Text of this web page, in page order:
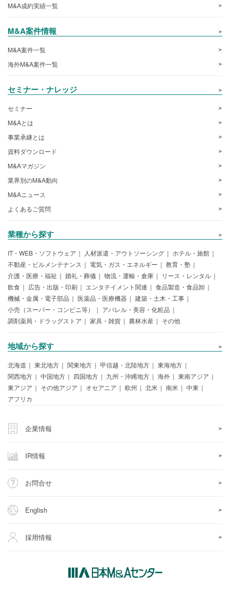
M&A成約実績一覧
M&A案件情報
M&A案件一覧
海外M&A案件一覧
セミナー・ナレッジ
セミナー
M&Aとは
事業承継とは
資料ダウンロード
M&Aマガジン
業界別のM&A動向
M&Aニュース
よくあるご質問
業種から探す
IT・WEB・ソフトウェア 人材派遣・アウトソーシング
ホテル・旅館
不動産・ビルメンテナンス
電気・ガス・エネルギー
教育・塾
介護・医療・福祉
婚礼・葬儀 物流・運輸・倉庫
リース・レンタル
飲食
広告・出版・印刷 エンタテイメント関連
食品製造・食品卸
機械・金属・電子部品
医薬品・医療機器
建築・土木・工事
小売（スーパー・コンビニ等）
アパレル・美容・化粧品
調剤薬局・ドラッグストア
家具・雑貨 農林水産 その他
地域から探す
北海道 東北地方 関東地方 甲信越・北陸地方
東海地方
関西地方
中国地方 四国地方 九州・沖縄地方 海外
東南アジア
東アジア
その他アジア オセアニア 欧州 北米 南米
中東
アフリカ
企業情報
IR情報
お問合せ
English
採用情報